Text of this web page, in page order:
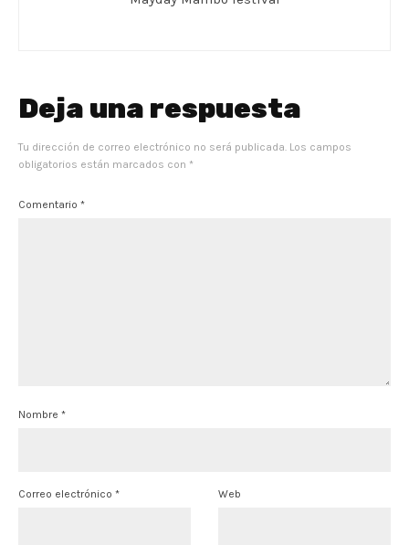
Deja una respuesta
Tu dirección de correo electrónico no será publicada. Los campos
obligatorios están marcados con *
Comentario *
Nombre *
Correo electrónico * Web